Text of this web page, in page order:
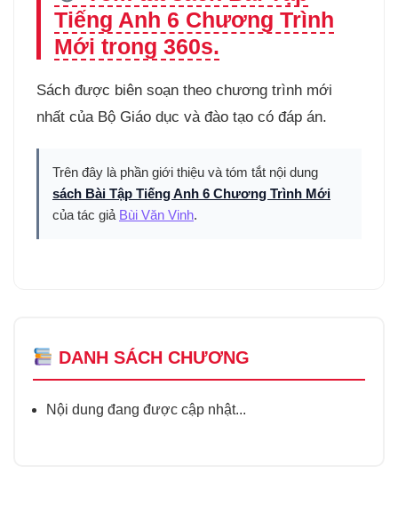
Tiếng Anh 6 Chương Trình
Mới trong 360s.
Sách được biên soạn theo chương trình mới
nhất của Bộ Giáo dục và đào tạo có đáp án.
Trên đây là phần giới thiệu và tóm tắt nội dung
sách Bài Tập Tiếng Anh 6 Chương Trình Mới
của tác giả Bùi Văn Vinh.
DANH SÁCH CHƯƠNG
Nội dung đang được cập nhật...